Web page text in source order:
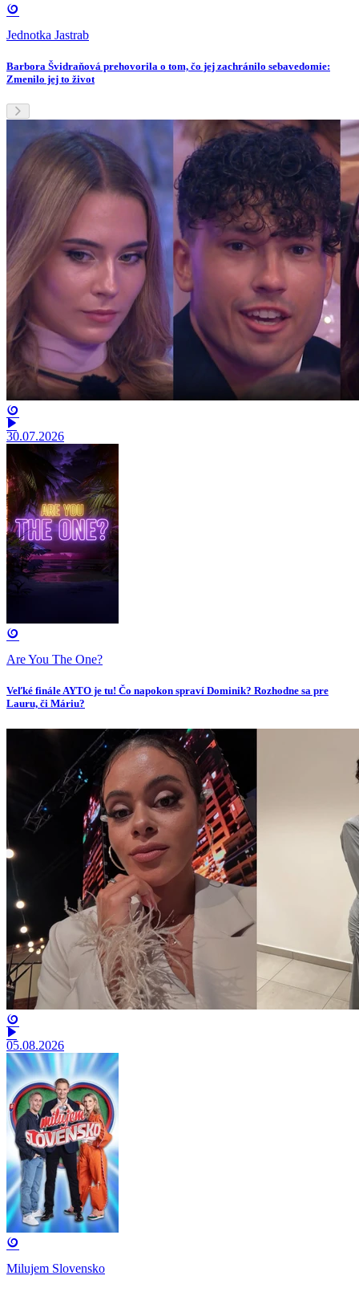
Jednotka Jastrab
Barbora Švidraňová prehovorila o tom, čo jej zachránilo sebavedomie:
Zmenilo jej to život
30.07.2026
Are You The One?
Veľké finále AYTO je tu! Čo napokon spraví Dominik? Rozhodne sa pre
Lauru, či Máriu?
05.08.2026
Milujem Slovensko